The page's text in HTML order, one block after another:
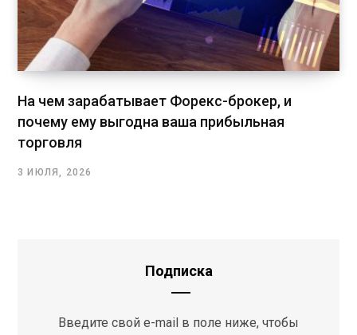
На чем зарабатывает Форекс-брокер, и
почему ему выгодна ваша прибыльная
торговля
3 ИЮЛЯ, 2026
Подписка
Введите свой e-mail в поле ниже, чтобы